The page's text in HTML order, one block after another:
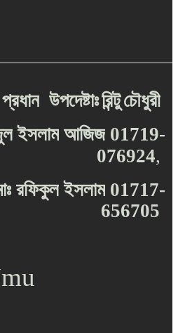
প্রধান উপদেষ্টাঃরিন্টুচৌধুরী
ইসলাম আজিজ 01719-
076924,
রফিকুল ইসলাম 01717-
656705